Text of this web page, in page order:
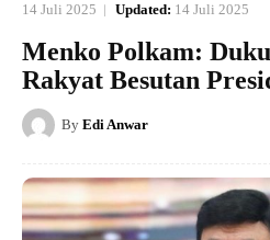
14 Juli 2025 Updated: 14 Juli 2025
Menko Polkam:
Rakyat Besutan
By Edi Anwar